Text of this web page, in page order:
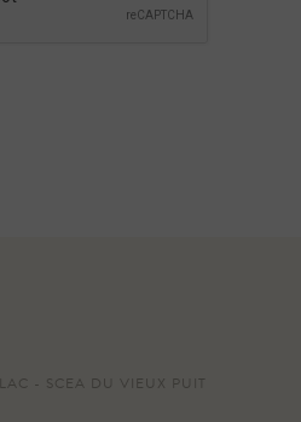
- SCEA DU VIEUX PUIT